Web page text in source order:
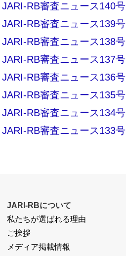
JARI-RB審査ニュース140号
JARI-RB審査ニュース139号
JARI-RB審査ニュース138号
JARI-RB審査ニュース137号
JARI-RB審査ニュース136号
JARI-RB審査ニュース135号
JARI-RB審査ニュース134号
JARI-RB審査ニュース133号
JARI-RBについて
私たちが選ばれる理由
ご挨拶
メディア掲載情報